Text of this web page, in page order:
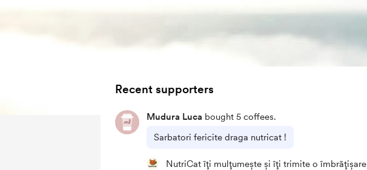
Recent supporters
Mudura Luca bought 5 coffees.
Sarbatori fericite draga nutricat !
NutriCat îți mulțumește și îți trimite o îmbrățișare